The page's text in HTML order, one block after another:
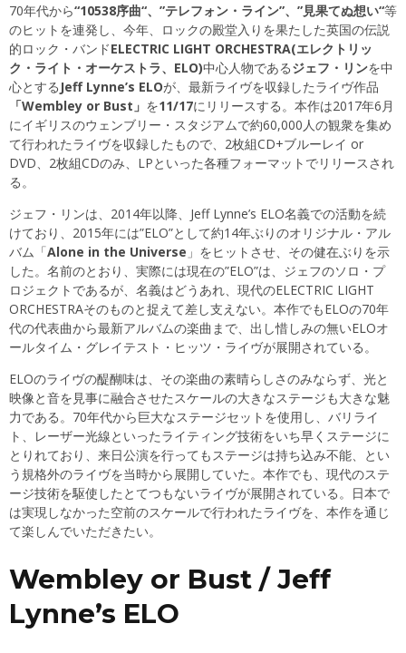
70年代から“10538序曲“、”テレフォン・ライン”、”見果てぬ想い“等
のヒットを連発し、今年、ロックの殿堂入りを果たした英国の伝説
的ロック・バンドELECTRIC LIGHT ORCHESTRA(エレクトリッ
ク・ライト・オーケストラ、ELO)中心人物であるジェフ・リンを中
心とする Jeff Lynne’s ELOが、最新ライヴを収録したライヴ作品
「Wembley or Bust」 を11/17にリリースする。本作は2017年6月
にイギリスのウェンブリー・スタジアムで約60,000人の観衆を集め
て行われたライヴを収録したもので、2枚組CD+ブルーレイ or
DVD、2枚組CDのみ、LPといった各種フォーマットでリリースされ
る。
ジェフ・リンは、2014年以降、Jeff Lynne’s ELO名義での活動を続
けており、2015年には”ELO”として約14年ぶりのオリジナル・アル
バム「Alone in the Universe 」をヒットさせ、その健在ぶりを示
した。名前のとおり、実際には現在の”ELO”は、ジェフのソロ・プ
ロジェクトであるが、名義はどうあれ、現代のELECTRIC LIGHT
ORCHESTRAそのものと捉えて差し支えない。本作でもELOの70年
代の代表曲から最新アルバムの楽曲まで、出し惜しみの無いELOオ
ールタイム・グレイテスト・ヒッツ・ライヴが展開されている。
ELOのライヴの醍醐味は、その楽曲の素晴らしさのみならず、光と
映像と音を見事に融合させたスケールの大きなステージも大きな魅
力である。70年代から巨大なステージセットを使用し、バリライ
ト、レーザー光線といったライティング技術をいち早くステージに
とりれており、来日公演を行ってもステージは持ち込み不能、とい
う規格外のライヴを当時から展開していた。本作でも、現代のステ
ージ技術を駆使したとてつもないライヴが展開されている。日本で
は実現しなかった空前のスケールで行われたライヴを、本作を通じ
て楽しんでいただきたい。
Wembley or Bust / Jeff
Lynne’s ELO